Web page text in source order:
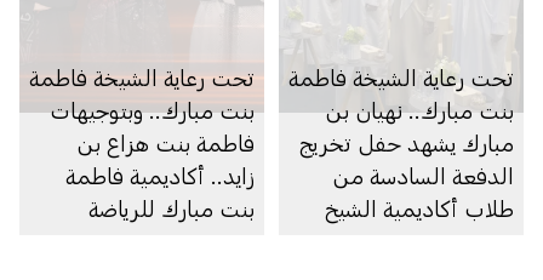
تحت رعاية الشيخة فاطمة
بنت مبارك.. نهيان بن
مبارك يشهد حفل تخريج
الدفعة السادسة من
طلاب أكاديمية الشيخ
تحت رعاية الشيخة فاطمة
بنت مبارك.. وبتوجيهات
فاطمة بنت هزاع بن
زايد.. أكاديمية فاطمة
بنت مبارك للرياضة